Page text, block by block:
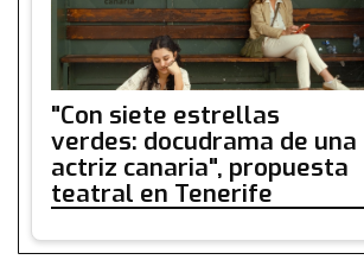
"Con siete estrellas
verdes: docudrama de una
actriz canaria", propuesta
teatral en Tenerife